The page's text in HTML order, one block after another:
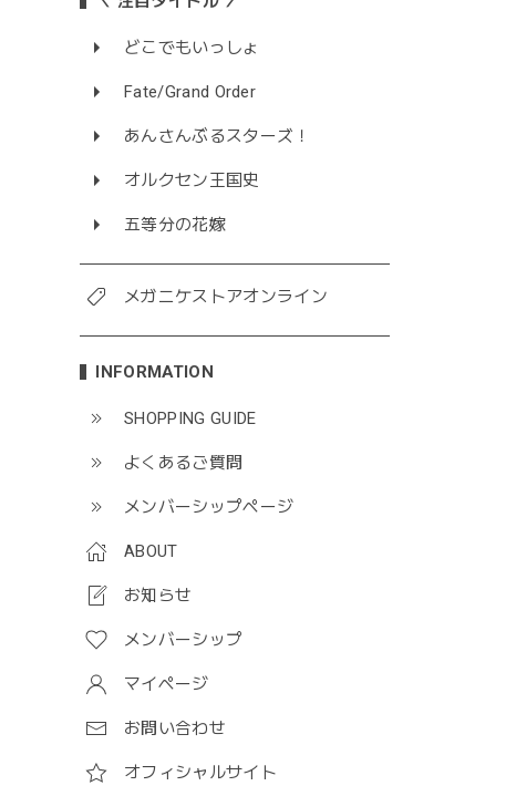
どこでもいっしょ
Fate/Grand Order
あんさんぶるスターズ！
オルクセン王国史
五等分の花嫁
メガニケストアオンライン
INFORMATION
SHOPPING GUIDE
よくあるご質問
メンバーシップページ
ABOUT
お知らせ
メンバーシップ
マイページ
お問い合わせ
オフィシャルサイト